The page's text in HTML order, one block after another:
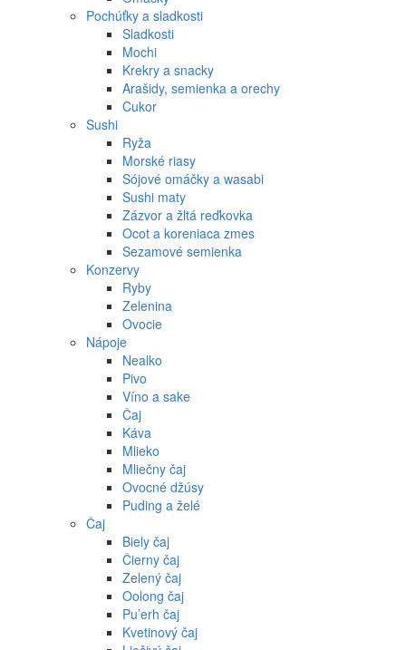
Pochúťky a sladkosti
Sladkosti
Mochi
Krekry a snacky
Arašidy, semienka a orechy
Cukor
Sushi
Ryža
Morské riasy
Sójové omáčky a wasabi
Sushi maty
Zázvor a žltá reďkovka
Ocot a koreniaca zmes
Sezamové semienka
Konzervy
Ryby
Zelenina
Ovocie
Nápoje
Nealko
Pivo
Víno a sake
Čaj
Káva
Mlieko
Mliečny čaj
Ovocné džúsy
Puding a želé
Čaj
Biely čaj
Čierny čaj
Zelený čaj
Oolong čaj
Pu’erh čaj
Kvetinový čaj